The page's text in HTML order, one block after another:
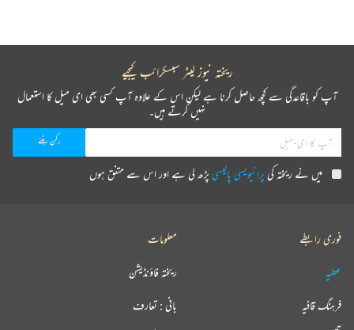
ریختہ نیوز لیٹر سبسکرائب کیجیے
آپ کو باقاعدگی سے کچھ حاصل کرنا ہے لیکن اس کے علاوہ آپ کسی بھی ای میل کا استعمال
نہیں کرتے ہیں۔
میں نے ریختہ کیپرائیویسی پالیسیپڑھ لی ہے اور اس سے متفق ہوں
فوری رابطے
عطیہ
فرہنگ قافیہ
معلومات
ریختہ فاؤنڈیشن
بانی : تعارف